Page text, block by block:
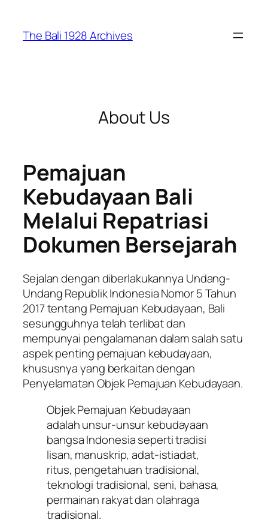
content
The Bali 1928 Archives
About Us
Pemajuan
Kebudayaan Bali
Melalui Repatriasi
Dokumen Bersejarah
Sejalan dengan diberlakukannya Undang-
Undang Republik Indonesia Nomor 5 Tahun
2017 tentang Pemajuan Kebudayaan, Bali
sesungguhnya telah terlibat dan
mempunyai pengalamanan dalam salah satu
aspek penting pemajuan kebudayaan,
khususnya yang berkaitan dengan
Penyelamatan Objek Pemajuan Kebudayaan.
Objek Pemajuan Kebudayaan
adalah unsur-unsur kebudayaan
bangsa Indonesia seperti tradisi
lisan, manuskrip, adat-istiadat,
ritus, pengetahuan tradisional,
teknologi tradisional, seni, bahasa,
permainan rakyat dan olahraga
tradisional.